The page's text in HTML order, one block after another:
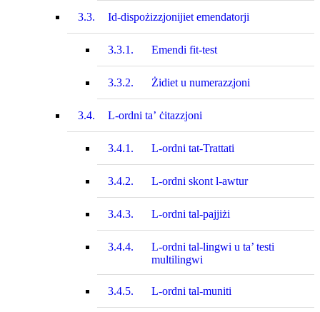
3.3. Id-dispożizzjonijiet emendatorji
3.3.1. Emendi fit-test
3.3.2. Żidiet u numerazzjoni
3.4. L-ordni ta’ ċitazzjoni
3.4.1. L-ordni tat‑Trattati
3.4.2. L-ordni skont l‑awtur
3.4.3. L-ordni tal-pajjiżi
3.4.4.
L-ordni tal-lingwi u ta’ testi
multilingwi
3.4.5. L-ordni tal-muniti